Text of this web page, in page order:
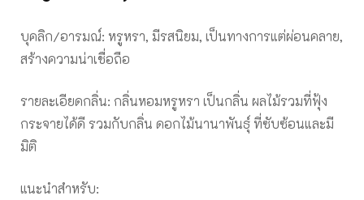
บุคลิก/อารมณ์: หรูหรา, มีรสนิยม, เป็นทางการแต่ผ่อนคลาย,
สร้างความน่าเชื่อถือ
รายละเอียดกลิ่น: กลิ่นหอมหรูหรา เป็นกลิ่น ผลไม้รวมที่ฟุ้ง
กระจายได้ดี รวมกับกลิ่น ดอกไม้นานาพันธุ์ ที่ซับซ้อนและมี
มิติ
แนะนำสำหรับ: